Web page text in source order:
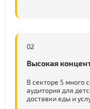
02
Высокая
В секторе 5 много
аудитория для
доставки еды и